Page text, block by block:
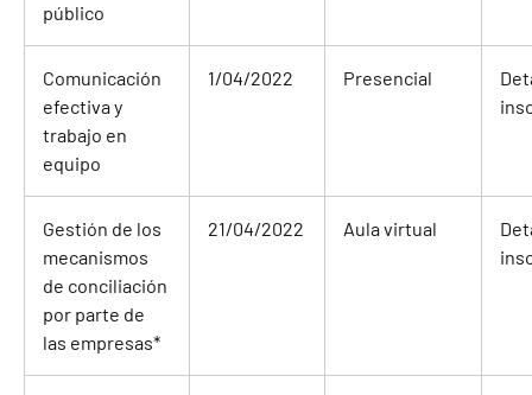
público
Comunicación
efectiva y
trabajo en
equipo
1/04/2022 Presencial
Gestión de los
mecanismos
de conciliación
por parte de
las empresas*
21/04/2022 Aula virtual